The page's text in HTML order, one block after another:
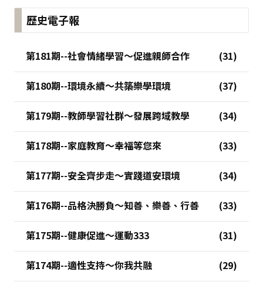
歷史電子報
第181期--社會情緒學習～促進親師合作
第180期--環境永續～共築樂學環境
第179期--教師學習社群～發展跨域教學
第178期--家庭教育～幸福等您來
第177期--安全齊步走～實踐道安環境
第176期--品格決勝負～知善、樂善、行善
第175期--健康促進～運動333
第174期--適性支持～你我共融